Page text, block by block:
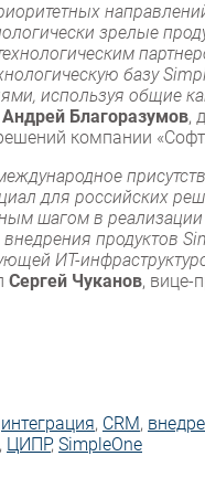
зрелые
базу
используя общие
Андрей Благоразумов,
компании
для российских
шагом в реализации
продуктов
ИТ-
Сергей Чуканов, вице-
интеграция, CRM,
, ЦИПР, SimpleOne